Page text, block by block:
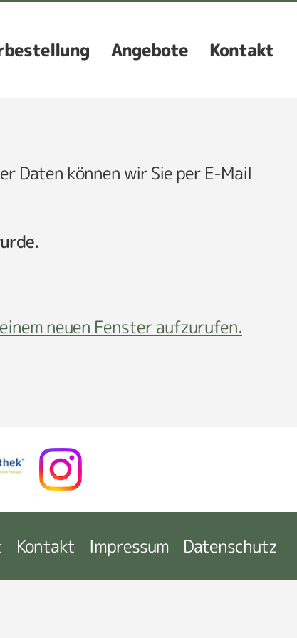
Angebote Kontakt
Daten können wir Sie per E-Mail
neuen Fenster aufzurufen.
Kontakt Impressum Datenschutz